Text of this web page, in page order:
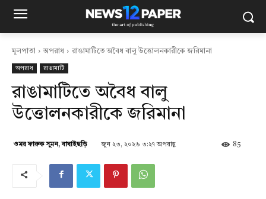
মূলপাতা অপরাধ রাঙামাটিতে অবৈধ বালু উত্তোলনকারীকে জরিমানা
অপরাধ রাঙামাটি
রাঙামাটিতে অবৈধ বালু
উত্তোলনকারীকে জরিমানা
ওমর ফারুক সুমন, বাঘাইছড়ি জুন ২৩, ২০২৬ ৩:২৭ অপরাহ্ণ 85